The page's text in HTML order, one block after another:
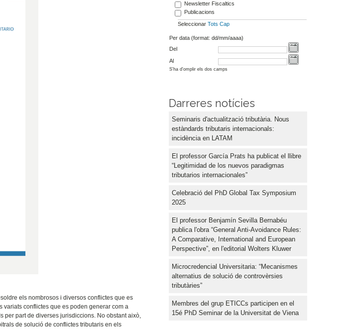
els nombrosos i diversos conflictes que es
conflictes que es poden generar com a
part de diverses jurisdiccions. No obstant això,
de solució de conflictes tributaris en els
Newsletter Fiscaltics
Publicacions
Seleccionar Tots Cap
Per data (format: dd/mm/aaaa)
Del
Al
S'ha d'omplir els dos camps
Darreres notícies
Seminaris d'actualització tributària. Nous
estàndards tributaris internacionals:
incidència en LATAM
El professor García Prats ha publicat el llibre
“Legitimidad de los nuevos paradigmas
tributarios internacionales”
Celebració del PhD Global Tax Symposium
2025
El professor Benjamín Sevilla Bernabéu
publica l'obra “General Anti-Avoidance Rules:
A Comparative, International and European
Perspective”, en l'editorial Wolters Kluwer
Microcredencial Universitaria: “Mecanismes
alternatius de solució de controvèrsies
tributàries”
Membres del grup ETICCs participen en el
15é PhD Seminar de la Universitat de Viena